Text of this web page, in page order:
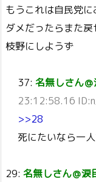
もうこれは自民党
ダメだったらまた
枝野にしようず
37: 名無しさん
23:12:58.16
>>28
死にたいなら一
29: 名無しさん＠涙